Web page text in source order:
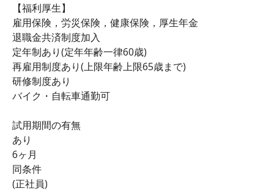
【福利厚生】
雇用保険，労災保険，健康保険，厚生年金
退職金共済制度加入
定年制あり(定年年齢一律60歳)
再雇用制度あり(上限年齢上限65歳まで)
研修制度あり
バイク・自転車通勤可
試用期間の有無
あり
6ヶ月
同条件
(正社員)